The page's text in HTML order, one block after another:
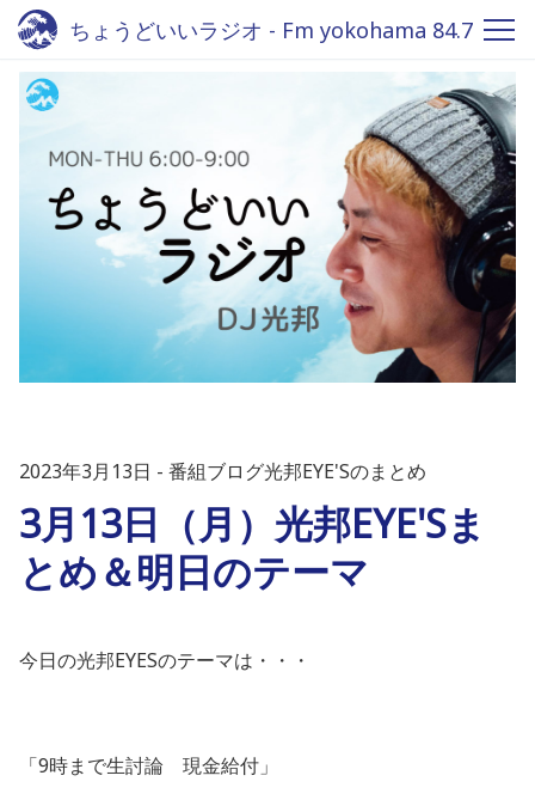
ちょうどいいラジオ - Fm yokohama 84.7
2023年3月13日 番組ブログ光邦EYE'Sのまとめ
3月13日（月）光邦EYE'Sま
とめ＆明日のテーマ
今日の光邦EYESのテーマは・・・
「9時まで生討論 現金給付」